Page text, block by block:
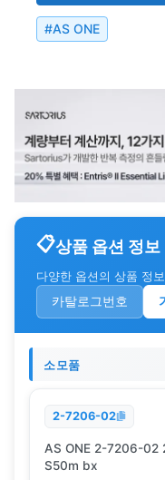
#AS ONE
상품 옵션 정보
다양한 옵션의 상품 정
카탈로그번호
소모품
2-7206-02
AS ONE 2-7206-
S50m bx